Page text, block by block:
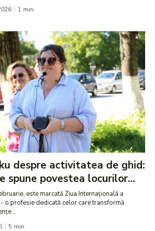
1 min.
despre activitatea de ghid:
spune povestea locurilor...
este marcată Ziua Internațională a
o profesie dedicată celor care transformă
5 min.